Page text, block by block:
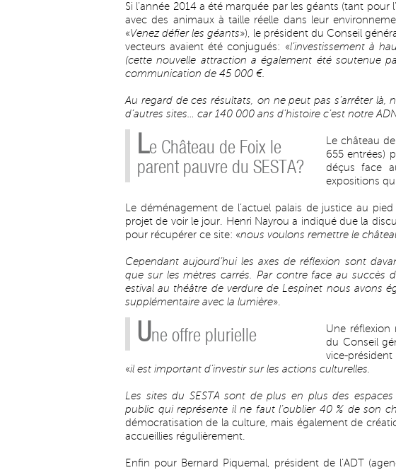
Si l’année 2014 a été marquée par les géants (tant pour
avec des animaux à taille réelle dans leur
«Venez défier les géants»), le président du Conseil
vecteurs avaient été conjugués: «l’investissement à
(cette nouvelle attraction a également été soutenue
communication de 45 000 €.
Au regard de ces résultats, on ne peut pas s’arrêter là,
d’autres sites… car 140 000 ans d’histoire c’est notre
Le Château de Foix le
parent pauvre du SESTA?
Le château
655 entrées)
déçus face
expositions
Le déménagement de l’actuel palais de justice au
projet de voir le jour. Henri Nayrou a indiqué due la
pour récupérer ce site: «nous voulons remettre le
Cependant aujourd’hui les axes de réflexion sont
que sur les mètres carrés. Par contre face au succès
estival au théâtre de verdure de Lespinet nous avons
supplémentaire avec la lumière».
Une offre plurielle
Une réflexion
du Conseil
vice-
«il est important d’investir sur les actions culturelles.
Les sites du SESTA sont de plus en plus des
public qui représente il ne faut l’oublier 40 % de son
démocratisation de la culture, mais également de
accueillies régulièrement.
Enfin pour Bernard Piquemal, président de l’ADT